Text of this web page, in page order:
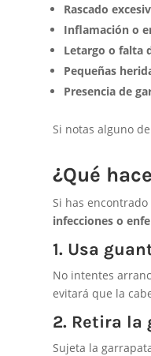
Rascado
Inflamación o
Letargo o falta
Pequeñas
Presencia de
Si notas alguno
¿Qué
Si has
infecciones o
1. Usa
No intentes
evitará que la
2. Retira la
Sujeta la